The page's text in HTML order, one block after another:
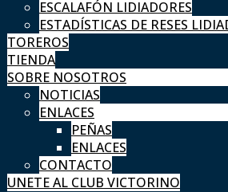
ESCALAFÓN LIDIADORES
ESTADÍSTICAS DE RESES
TOREROS
TIENDA
SOBRE NOSOTROS
NOTICIAS
ENLACES
PEÑAS
ENLACES
CONTACTO
UNETE AL CLUB VICTORINO